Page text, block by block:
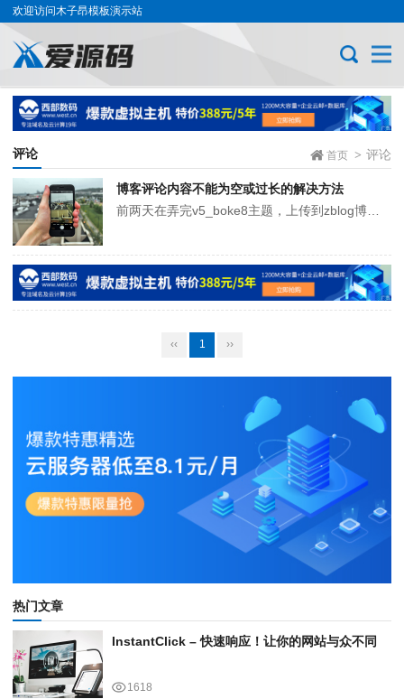
欢迎访问木子昂模板演示站
首页 > 评论
评论
博客评论内容不能为空或过长的解决方法
前两天在弄完v5_boke8主题，上传到zblog博客安装测试，在评论测试的时候，提交评论很悲剧地出现“错误原因：评论内容不能为空或过长”的错误提示，不过还好，毕竟给ZBlog仿过几款主题，也知道出现该问题的原因，是因为评论相关的JS调用没有添加上去，只要添加上去就没有问题了。...
‹‹ 1 ››
热门文章
InstantClick – 快速响应！让你的网站与众不同
1618